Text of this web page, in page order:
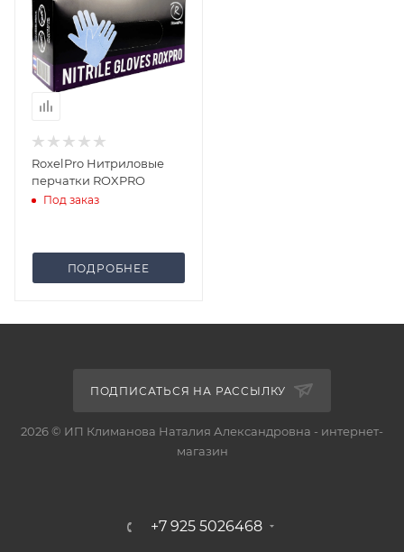
RoxelPro Нитриловые
перчатки ROXPRO
Под заказ
ПОДРОБНЕЕ
ПОДПИСАТЬСЯ НА РАССЫЛКУ
2026 © ИП Климанова Наталия Александровна - интернет-
магазин
+7 925 5026468